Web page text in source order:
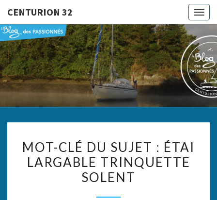
CENTURION 32
32
Le Blog
Des
Passionnés
CLÉ
DU
SUJET
MOT-CLÉ DU SUJET : ÉTAI
LARGABLE TRINQUETTE
SOLENT